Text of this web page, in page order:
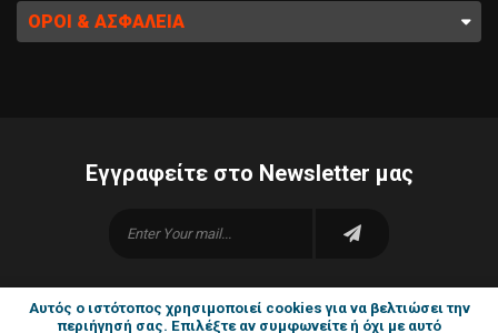
ΌΡΟΙ & ΑΣΦΆΛΕΙΑ
Εγγραφείτε στο Newsletter μας
Αυτός ο ιστότοπος χρησιμοποιεί cookies για να βελτιώσει την
περιήγησή σας. Επιλέξτε αν συμφωνείτε ή όχι με αυτό